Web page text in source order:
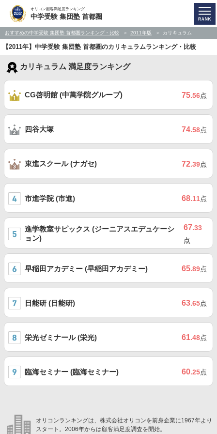
オリコン顧客満足度ランキング
中学受験 集団塾 首都圏
おすすめの中学受験 集団塾 首都圏ランキング・比較 2011年版 カリキュラム
【2011年】中学受験 集団塾 首都圏のカリキュラムランキング・比較
カリキュラム 満足度ランキング
CG啓明館 (中萬学院グループ) 75.56点
四谷大塚 74.58点
東進スクール (ナガセ) 72.39点
市進学院 (市進) 68.11点
進学教室サピックス (ジーニアスエデュケーシ
ョン)
67.33
点
早稲田アカデミー (早稲田アカデミー) 65.89点
日能研 (日能研) 63.65点
栄光ゼミナール (栄光) 61.48点
臨海セミナー (臨海セミナー) 60.25点
オリコンランキングは、株式会社オリコンを前身企業に1967年より
スタート。2006年からは顧客満足度調査を開始。